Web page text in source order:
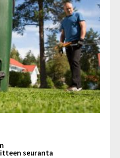
seuranta